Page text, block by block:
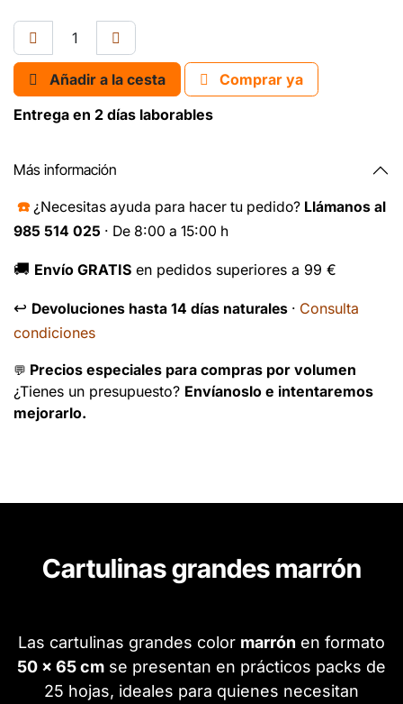
Añadir a la cesta
Comprar ya
Entrega en 2 días laborables
Más información
☎️ ¿Necesitas ayuda para hacer tu pedido? Llámanos al
985 514 025 · De 8:00 a 15:00 h
🚚 Envío GRATIS en pedidos superiores a 99 €
↩️ Devoluciones hasta 14 días naturales · Consulta
condiciones
💬 Precios especiales para compras por volumen
¿Tienes un presupuesto? Envíanoslo e intentaremos
mejorarlo.
Cartulinas grandes marrón
Las cartulinas grandes color marrón en formato
50 x 65 cm se presentan en prácticos packs de
25 hojas, ideales para quienes necesitan